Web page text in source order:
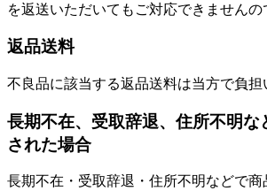
を返送いただいてもご対応できませんの
返品送料
不良品に該当する返品送料は当方で負担
長期不在、受取辞退、住所不明な
された場合
長期不在・受取辞退・住所不明などで